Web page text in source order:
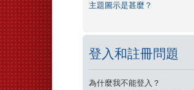
主題圖示是甚麼？
登入和註冊問題
為什麼我不能登入？